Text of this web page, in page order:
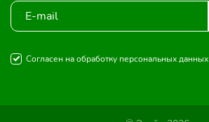
Согласен на обработку персональных данных